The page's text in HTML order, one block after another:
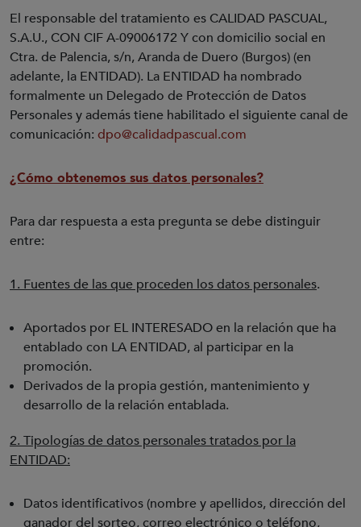
El responsable del tratamiento es CALIDAD PASCUAL,
S.A.U., CON CIF A-09006172 Y con domicilio social en
Ctra. de Palencia, s/n, Aranda de Duero (Burgos) (en
adelante, la ENTIDAD). La ENTIDAD ha nombrado
formalmente un Delegado de Protección de Datos
Personales y además tiene habilitado el siguiente canal de
comunicación: dpo@calidadpascual.com
¿Cómo obtenemos sus datos personales?
Para dar respuesta a esta pregunta se debe distinguir
entre:
1. Fuentes de las que proceden los datos personales.
Aportados por EL INTERESADO en la relación que ha
entablado con LA ENTIDAD, al participar en la
promoción.
Derivados de la propia gestión, mantenimiento y
desarrollo de la relación entablada.
2. Tipologías de datos personales tratados por la
ENTIDAD:
Datos identificativos (nombre y apellidos, dirección del
ganador del sorteo, correo electrónico o teléfono,